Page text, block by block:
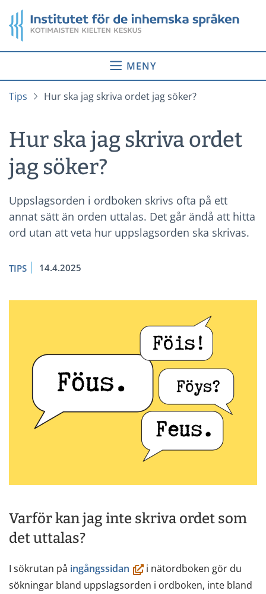
till
innehåll
Startsida
MENY
Tips Hur ska jag skriva ordet jag söker?
Hur ska jag skriva ordet
jag söker?
Uppslagsorden i ordboken skrivs ofta på ett
annat sätt än orden uttalas. Det går ändå att hitta
ord utan att veta hur uppslagsorden ska skrivas.
TIPS 14.4.2025
Varför kan jag inte skriva ordet som
det uttalas?
I sökrutan på ingångssidan (öppnas
i
i nätordboken gör du
sökningar bland uppslagsorden i ordboken, inte bland